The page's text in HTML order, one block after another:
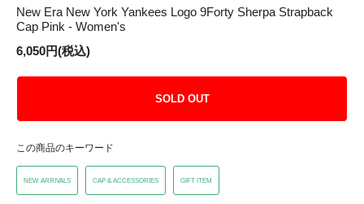
New Era New York Yankees Logo 9Forty Sherpa Strapback
Cap Pink - Women's
6,050円(税込)
SOLD OUT
この商品のキーワード
NEW ARRIVALS CAP & ACCESSORIES GIFT ITEM